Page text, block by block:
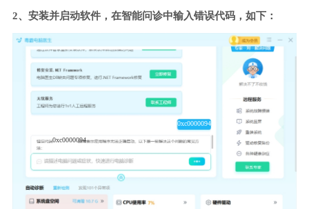
2、安装并启动软件，在智能问诊中输入错误代码，如下：
0xc0000094
0xc0000094